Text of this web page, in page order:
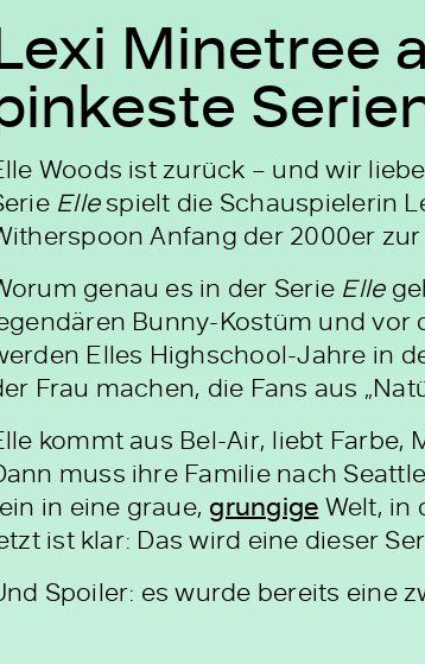
Minetree
Woods ist zurück – und wir
Ellespielt die Schauspielerin
Anfang der 2000er
genau es in der Serie Elle
Bunny-Kostüm und vor
Elles Highschool-Jahre in
Frau machen, die Fans aus
kommt aus Bel-Air, liebt Farbe,
muss ihre Familie nach
in eine graue, grungige Welt, in
ist klar: Das wird eine dieser
Spoiler: es wurde bereits eine